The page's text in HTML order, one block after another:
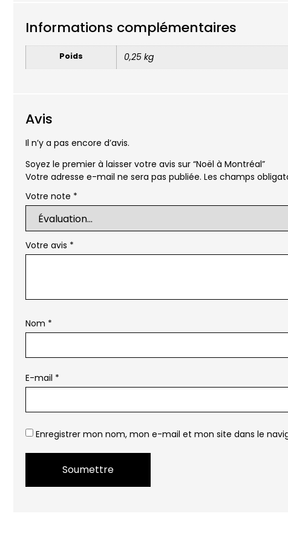
Informations complémentaires
Poids 0,25 kg
Avis
Il n’y a pas encore d’avis.
Soyez le premier à laisser votre avis sur “Noël à Montréal”
Votre adresse e-mail ne sera pas publiée. Les champs
Votre note *
Votre avis *
Nom *
E-mail *
Enregistrer mon nom, mon e-mail et mon site dans le